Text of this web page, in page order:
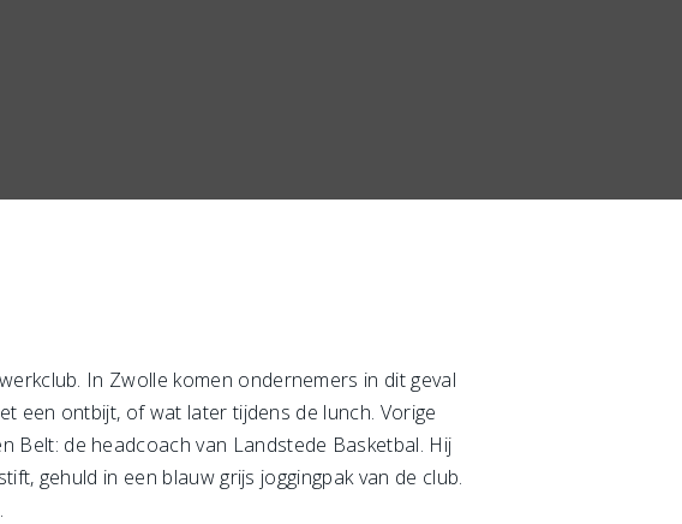
In Zwolle komen ondernemers in dit geval
een ontbijt, of wat later tijdens de lunch. Vorige
Belt: de headcoach van Landstede Basketbal. Hij
gehuld in een blauw grijs joggingpak van de club.